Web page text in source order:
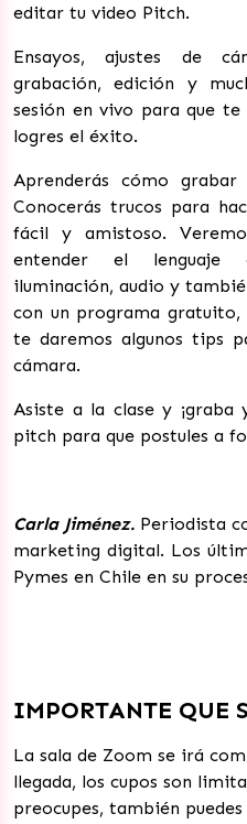
editar tu video Pitch.
Ensayos, ajustes de
grabación, edición y
sesión en vivo para que
logres el éxito.
Aprenderás cómo
Conocerás trucos para
fácil y amistoso.
entender el lenguaje
iluminación, audio y
con un programa
te daremos algunos tips
cámara.
Asiste a la clase y ¡graba
pitch para que postules a
Carla Jiménez. Periodista
marketing digital. Los
Pymes en Chile en su
IMPORTANTE QUE
La sala de Zoom se irá
llegada, los cupos son
preocupes, también